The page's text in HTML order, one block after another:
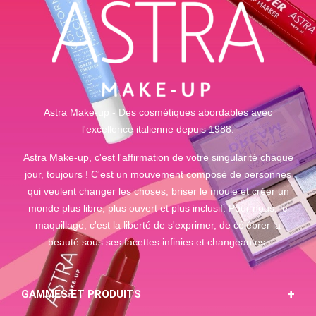
Astra Make-up - Des cosmétiques abordables avec
l'excellence italienne depuis 1988.
Astra Make-up, c'est l'affirmation de votre singularité chaque
jour, toujours ! C'est un mouvement composé de personnes
qui veulent changer les choses, briser le moule et créer un
monde plus libre, plus ouvert et plus inclusif. Pour nous, le
maquillage, c'est la liberté de s'exprimer, de célébrer la
beauté sous ses facettes infinies et changeantes.
GAMMES ET PRODUITS